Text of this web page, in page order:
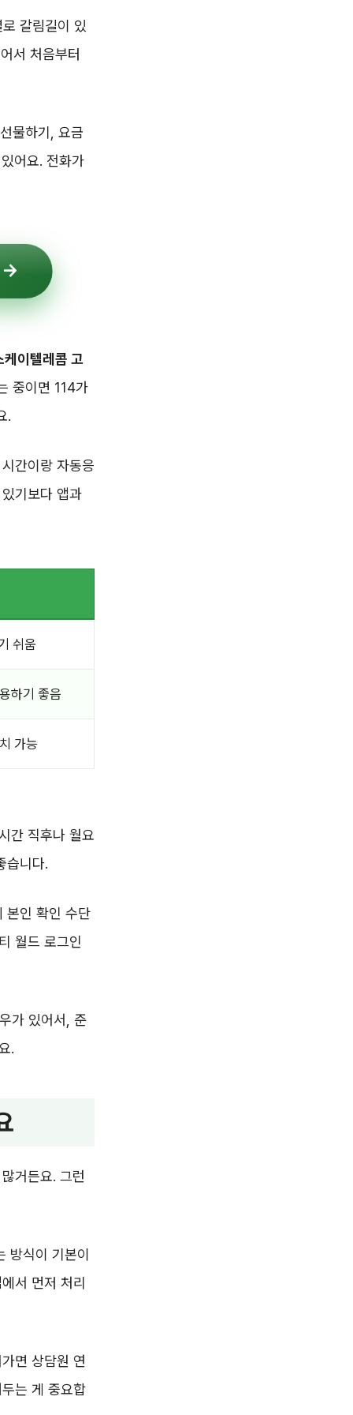
갈림길이 있
서 처음부터
물하기, 요금
어요. 전화가
케이텔레콤 고
중이면 114가
.
간이랑 자동응
기보다 앱과
쉬움
하기 좋음
가능
간 직후나 월요
습니다.
본인 확인 수단
월드 로그인
가 있어서, 준
.
거든요. 그런
방식이 기본이
서 먼저 처리
면 상담원 연
는 게 중요합